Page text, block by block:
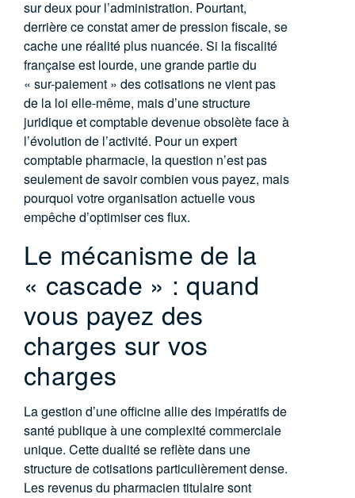
sur deux pour l’administration. Pourtant,
derrière ce constat amer de pression fiscale, se
cache une réalité plus nuancée. Si la fiscalité
française est lourde, une grande partie du
« sur-paiement » des cotisations ne vient pas
de la loi elle-même, mais d’une structure
juridique et comptable devenue obsolète face à
l’évolution de l’activité. Pour un expert
comptable pharmacie, la question n’est pas
seulement de savoir combien vous payez, mais
pourquoi votre organisation actuelle vous
empêche d’optimiser ces flux.
Le mécanisme de la
« cascade » : quand
vous payez des
charges sur vos
charges
La gestion d’une officine allie des impératifs de
santé publique à une complexité commerciale
unique. Cette dualité se reflète dans une
structure de cotisations particulièrement dense.
Les revenus du pharmacien titulaire sont